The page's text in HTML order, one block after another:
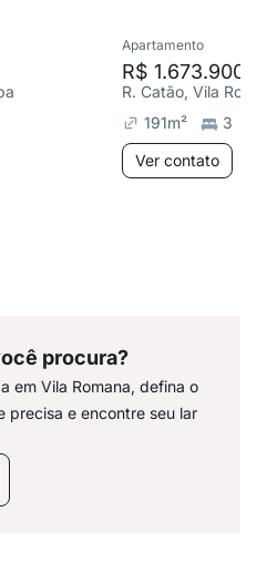
Apartamento
R$ 1.673.900
R. Catão, Vila
191m²
3
Ver contato
procura?
em Vila Romana, defina o
precisa e encontre seu lar